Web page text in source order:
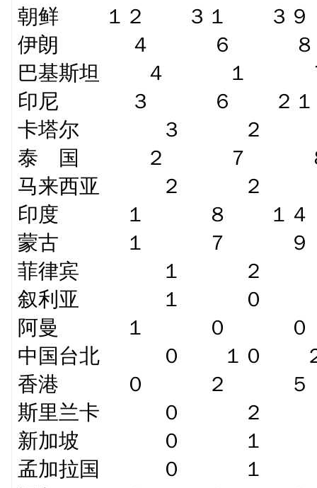
朝鲜 １２ ３１ ３
伊朗 ４ ６ ８
巴基斯坦 ４ １
印尼 ３ ６ ２１
卡塔尔 ３ ２
泰 国 ２ ７ ８
马来西亚 ２
印度 １ ８ １４
蒙古 １ ７ ９
菲律宾 １ ２
叙利亚 １ ０
阿曼 １ ０
中国台北 ０ １０
香港 ０ ２
斯里兰卡 ０
新加坡 ０ １
孟加拉国 ０